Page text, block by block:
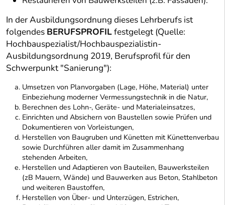
In der Ausbildungsordnung dieses Lehrberufs ist
folgendes BERUFSPROFILfestgelegt (Quelle:
Hochbauspezialist/Hochbauspezialistin-
Ausbildungsordnung 2019, Berufsprofil für den
Schwerpunkt "Sanierung"):
Umsetzen von Planvorgaben (Lage, Höhe, Material) unter
Einbeziehung moderner Vermessungstechnik in die Natur,
Berechnen des Lohn-, Geräte- und Materialeinsatzes,
Einrichten und Absichern von Baustellen sowie Prüfen und
Dokumentieren von Vorleistungen,
Herstellen von Baugruben und Künetten mit Künettenverbau
sowie Durchführen aller damit im Zusammenhang
stehenden Arbeiten,
Herstellen und Adaptieren von Bauteilen, Bauwerksteilen
(zB Mauern, Wände) und Bauwerken aus Beton, Stahlbeton
und weiteren Baustoffen,
Herstellen von Über- und Unterzügen, Estrichen,